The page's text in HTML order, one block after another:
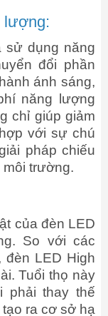
lượng:
sử dụng năng
đổi phần
ánh sáng,
năng lượng
chỉ giúp giảm
với sự chú
pháp chiếu
trường.
của đèn LED
So với các
đèn LED High
Tuổi thọ này
phải thay thế
ra cơ sở hạ